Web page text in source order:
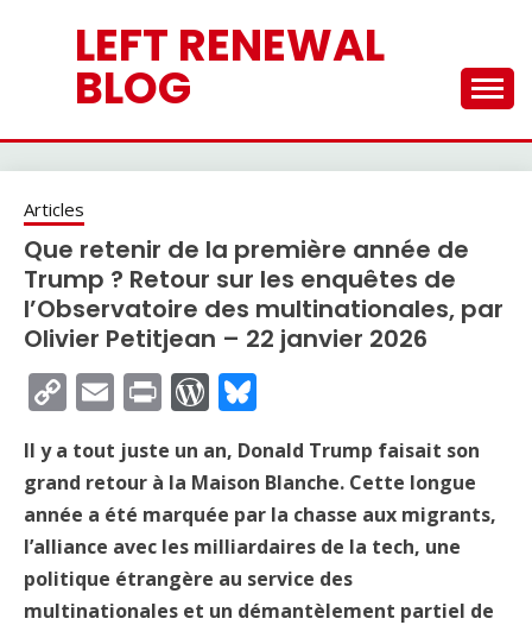
LEFT RENEWAL
BLOG
Articles
Que retenir de la première année de
Trump ? Retour sur les enquêtes de
l’Observatoire des multinationales, par
Olivier Petitjean – 22 janvier 2026
Copy
Link
EmailPrintWordPress
Il y a tout juste un an, Donald Trump faisait son
grand retour à la Maison Blanche. Cette longue
année a été marquée par la chasse aux migrants,
l’alliance avec les milliardaires de la tech, une
politique étrangère au service des
multinationales et un démantèlement partiel de